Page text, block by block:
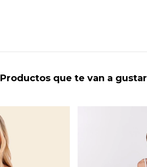
Productos que te van a gustar